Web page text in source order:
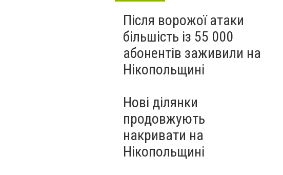
Після ворожої атаки
більшість із 55 000
абонентів заживили на
Нікопольщині
Нові ділянки
продовжують
накривати на
Нікопольщині